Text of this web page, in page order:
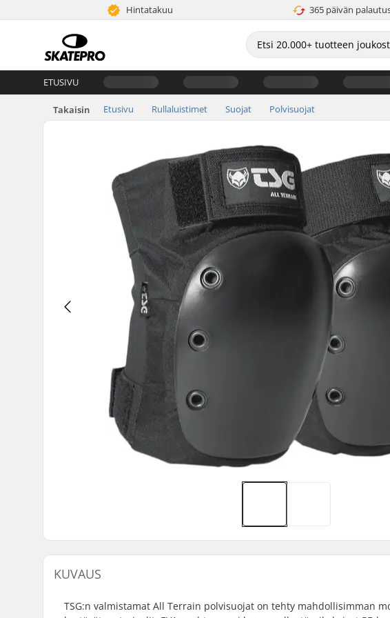
Hintatakuu 365 päivän
ETUSIVU
Takaisin Etusivu Rullaluistimet Suojat Polvisuojat
KUVAUS
TSG:n valmistamat All Terrain polvisuojat on tehty mahdollisimman